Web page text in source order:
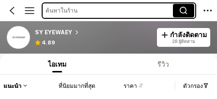
ค้นหาในร้าน
SY EYEWAEY
4.89
กำลังติดตาม
28 ผู้ติดตาม
ไอเทม รีวิว
แนะนำ ที่นิยมมากที่สุด ราคา ตัวกรอง